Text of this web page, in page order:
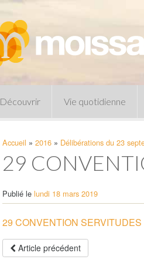
Découvrir Vie quotidienne
Pharmacies de garde
Accueil » 2016 » Délibérations du 23
29
Publié le lundi 18 mars 2019
29 CONVENTION
Article précédent